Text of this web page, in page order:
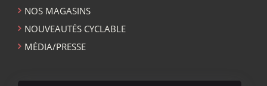
NOS MAGASINS
NOUVEAUTÉS CYCLABLE
MÉDIA/PRESSE